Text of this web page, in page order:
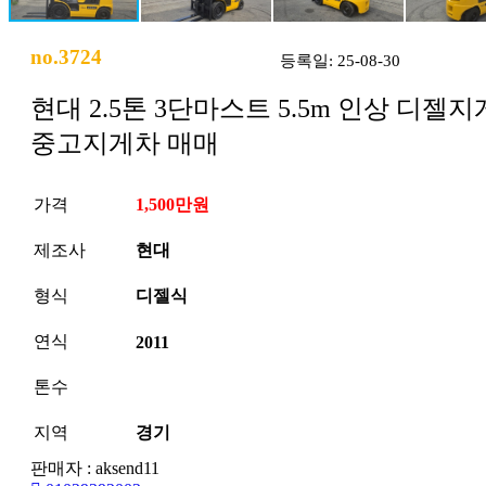
no.3724 등록일: 25-08-30
현대 2.5톤 3단마스트 5.5m 인상 디젤지
중고지게차 매매
가격 1,500만원
제조사 현대
형식 디젤식
연식 2011
톤수
지역
경기
판매자 : aksend11